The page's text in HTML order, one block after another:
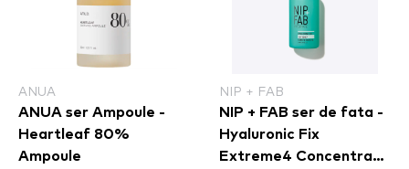
ANUA
ANUA ser Ampoule -
Heartleaf 80%
Ampoule
NIP + FAB
NIP + FAB ser de fata -
Hyaluronic Fix
Extreme4 Concentrate